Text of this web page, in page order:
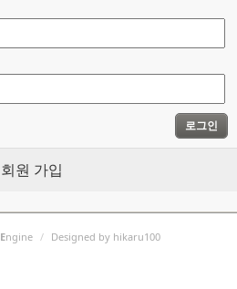
로그인
회원 가입
Engine / Designed by hikaru100